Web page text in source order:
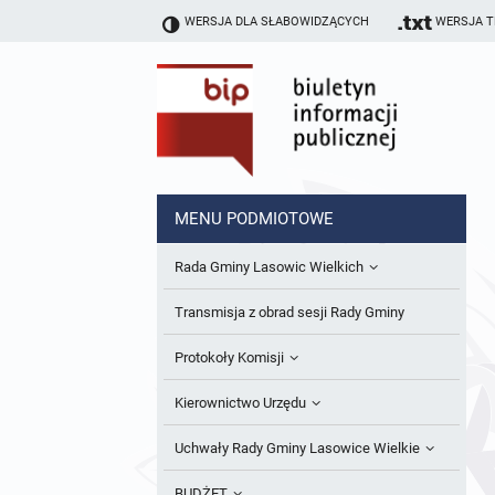
WERSJA DLA SŁABOWIDZĄCYCH WERSJA
MENU PODMIOTOWE
Rada Gminy Lasowic Wielkich
Sesje Rady Gminy
Skład Rady Gminy
Interpelacje i Zapytania Radnych
Komisje Rady Gminy i informacja o
Transmisja z obrad sesji Rady Gminy
Protokoły Komisji
Komisja Budżetu i Finansów
Komisja Oświatowa
Kierownictwo Urzędu
Wójt
Uchwały Rady Gminy Lasowice Wielkie